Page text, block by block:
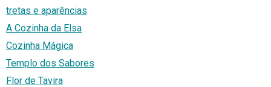
tretas e aparências
A Cozinha da Elsa
Cozinha Mágica
Templo dos Sabores
Flor de Tavira